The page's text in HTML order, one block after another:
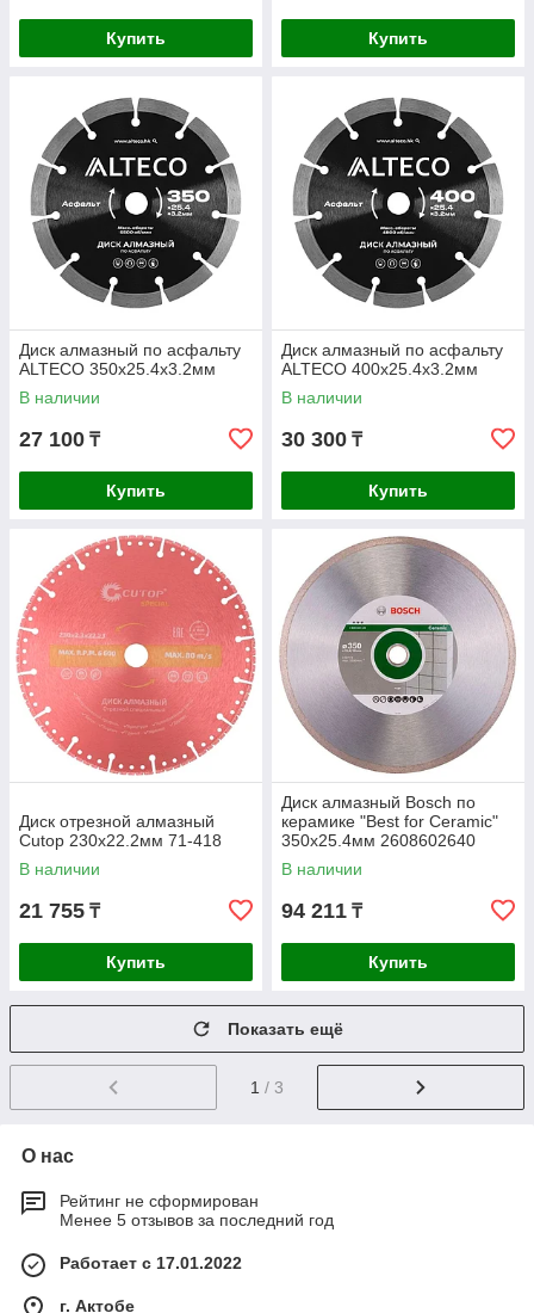
Купить Купить
Диск алмазный по асфальту
ALTECO 350x25.4x3.2мм
В наличии
27 100 ₸
Купить
Диск алмазный по асфальту
ALTECO 400x25.4x3.2мм
В наличии
30 300 ₸
Купить
Диск отрезной алмазный
Cutop 230х22.2мм 71-418
В наличии
21 755 ₸
Купить
Диск алмазный Bosch по
керамике "Best for Ceramic"
350х25.4мм 2608602640
В наличии
94 211 ₸
Купить
Показать ещё
1 / 3
О нас
Рейтинг не сформирован
Менее 5 отзывов за последний год
Работает с 17.01.2022
г. Актобе